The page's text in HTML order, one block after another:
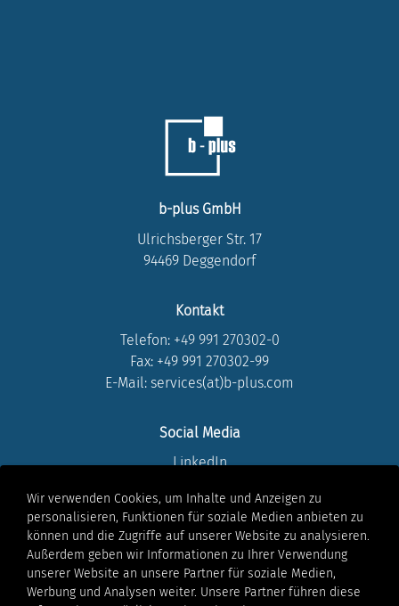
b-plus GmbH
Ulrichsberger Str. 17
94469 Deggendorf
Kontakt
Telefon: +49 991 270302-0
Fax: +49 991 270302-99
E-Mail: services(at)b-plus.com
Social Media
LinkedIn
Youtube
Facebook
Xing
Rechtliches
Wir verwenden Cookies, um Inhalte und Anzeigen zu
personalisieren, Funktionen für soziale Medien anbieten zu
können und die Zugriffe auf unserer Website zu analysieren.
Außerdem geben wir Informationen zu Ihrer Verwendung
unserer Website an unsere Partner für soziale Medien,
Werbung und Analysen weiter. Unsere Partner führen diese